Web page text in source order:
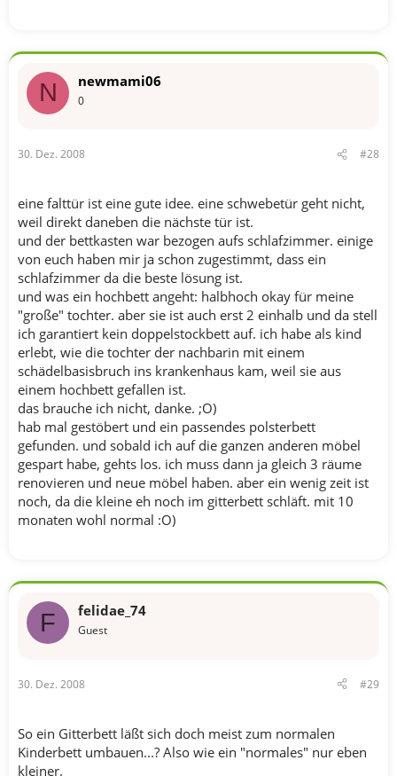
N newmami06
0
30. Dez. 2008 #28
eine falttür ist eine gute idee. eine schwebetür geht nicht,
weil direkt daneben die nächste tür ist.
und der bettkasten war bezogen aufs schlafzimmer. einige
von euch haben mir ja schon zugestimmt, dass ein
schlafzimmer da die beste lösung ist.
und was ein hochbett angeht: halbhoch okay für meine
"große" tochter. aber sie ist auch erst 2 einhalb und da stell
ich garantiert kein doppelstockbett auf. ich habe als kind
erlebt, wie die tochter der nachbarin mit einem
schädelbasisbruch ins krankenhaus kam, weil sie aus
einem hochbett gefallen ist.
das brauche ich nicht, danke. ;O)
hab mal gestöbert und ein passendes polsterbett
gefunden. und sobald ich auf die ganzen anderen möbel
gespart habe, gehts los. ich muss dann ja gleich 3 räume
renovieren und neue möbel haben. aber ein wenig zeit ist
noch, da die kleine eh noch im gitterbett schläft. mit 10
monaten wohl normal :O)
F felidae_74
Guest
30. Dez. 2008 #29
So ein Gitterbett läßt sich doch meist zum normalen
Kinderbett umbauen...? Also wie ein "normales" nur eben
kleiner.